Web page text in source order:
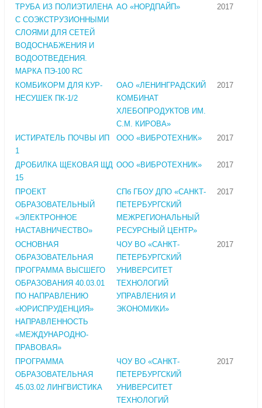
ТРУБА ИЗ ПОЛИЭТИЛЕНА
С СОЭКСТРУЗИОННЫМИ
СЛОЯМИ ДЛЯ СЕТЕЙ
ВОДОСНАБЖЕНИЯ И
ВОДООТВЕДЕНИЯ.
МАРКА ПЭ-100 RC
АО «НОРДПАЙП» 2017
КОМБИКОРМ ДЛЯ КУР-
НЕСУШЕК ПК-1/2
ОАО «ЛЕНИНГРАДСКИЙ
КОМБИНАТ
ХЛЕБОПРОДУКТОВ ИМ.
С.М. КИРОВА»
2017
ИСТИРАТЕЛЬ ПОЧВЫ ИП
1
ООО «ВИБРОТЕХНИК» 2017
ДРОБИЛКА ЩЕКОВАЯ ЩД
15
ООО «ВИБРОТЕХНИК» 2017
ПРОЕКТ
ОБРАЗОВАТЕЛЬНЫЙ
«ЭЛЕКТРОННОЕ
НАСТАВНИЧЕСТВО»
СПб ГБОУ ДПО «САНКТ-
ПЕТЕРБУРГСКИЙ
МЕЖРЕГИОНАЛЬНЫЙ
РЕСУРСНЫЙ ЦЕНТР»
2017
ОСНОВНАЯ
ОБРАЗОВАТЕЛЬНАЯ
ПРОГРАММА ВЫСШЕГО
ОБРАЗОВАНИЯ 40.03.01
ПО НАПРАВЛЕНИЮ
«ЮРИСПРУДЕНЦИЯ»
НАПРАВЛЕННОСТЬ
«МЕЖДУНАРОДНО-
ПРАВОВАЯ»
ЧОУ ВО «САНКТ-
ПЕТЕРБУРГСКИЙ
УНИВЕРСИТЕТ
ТЕХНОЛОГИЙ
УПРАВЛЕНИЯ И
ЭКОНОМИКИ»
2017
ПРОГРАММА
ОБРАЗОВАТЕЛЬНАЯ
45.03.02 ЛИНГВИСТИКА
ЧОУ ВО «САНКТ-
ПЕТЕРБУРГСКИЙ
УНИВЕРСИТЕТ
ТЕХНОЛОГИЙ
2017